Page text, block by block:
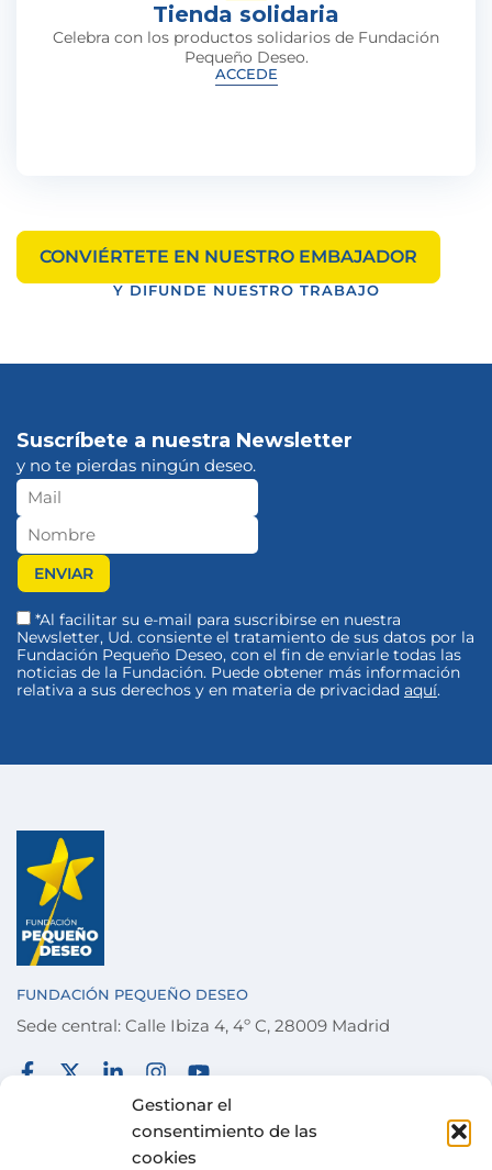
Gestionar el
consentimiento de las
cookies
Tienda solidaria
Celebra con los productos solidarios de Fundación
Pequeño Deseo.
ACCEDE
CONVIÉRTETE EN NUESTRO EMBAJADOR
Y DIFUNDE NUESTRO TRABAJO
Suscríbete a nuestra Newsletter
y no te pierdas ningún deseo.
*Al facilitar su e-mail para suscribirse en nuestra
Newsletter, Ud. consiente el tratamiento de sus datos por la
Fundación Pequeño Deseo, con el fin de enviarle todas las
noticias de la Fundación. Puede obtener más información
relativa a sus derechos y en materia de privacidad aquí.
FUNDACIÓN PEQUEÑO DESEO
Sede central: Calle Ibiza 4, 4º C, 28009 Madrid
POLÍTICA DE PRIVACIDAD